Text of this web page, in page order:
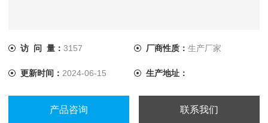
访 问 量： 3157 厂商性质： 生产厂家
更新时间： 2024-06-15 生产地址：
产品咨询 联系我们